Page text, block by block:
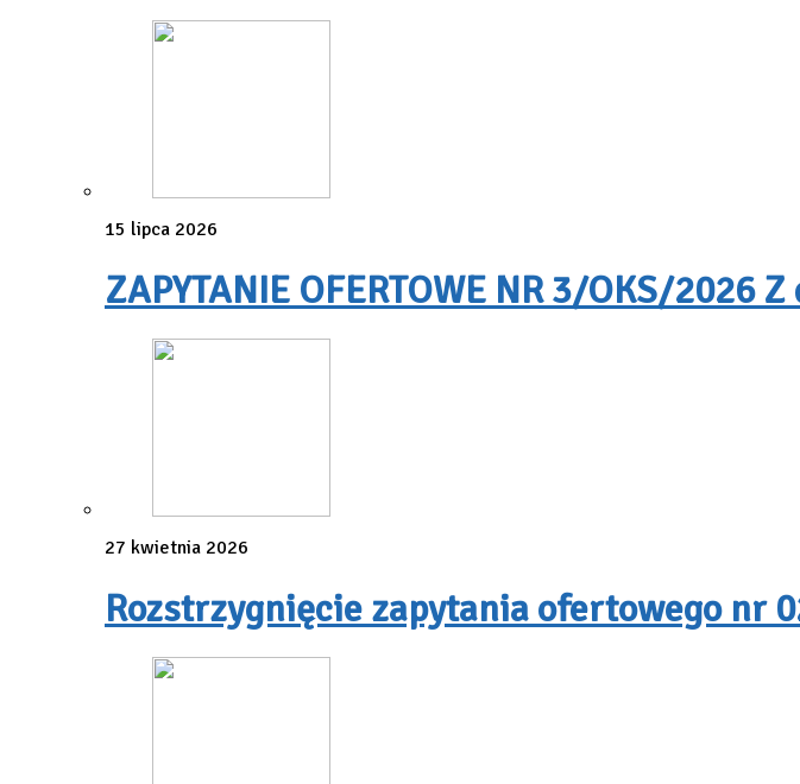
15 lipca 2026
ZAPYTANIE OFERTOWE NR 3/OKS/2026
27 kwietnia 2026
Rozstrzygnięcie zapytania ofertowego nr